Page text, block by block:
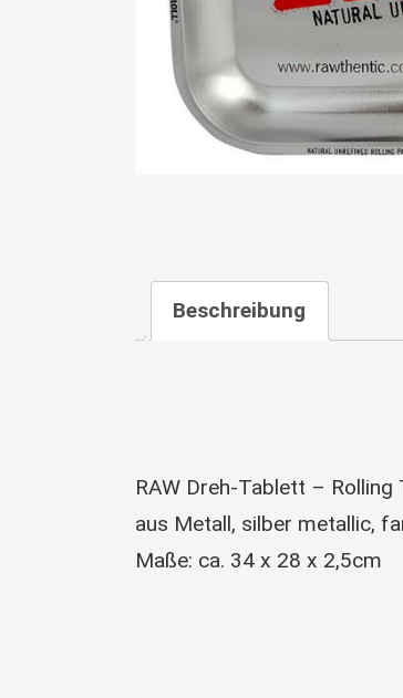
Beschreibung
RAW Dreh-Tablett – Rolling
aus Metall, silber metallic,
Maße: ca. 34 x 28 x 2,5cm